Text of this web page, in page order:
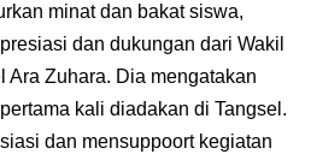
minat dan bakat siswa,
dan dukungan dari Wakil
Ara Zuhara. Dia mengatakan
kali diadakan di Tangsel.
dan mensuppoort kegiatan